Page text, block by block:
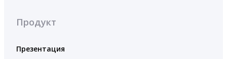
Продукт
Презентация